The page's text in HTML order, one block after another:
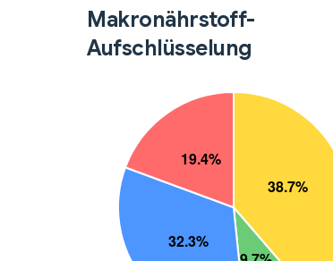
Makronährstoff-
Aufschlüsselung